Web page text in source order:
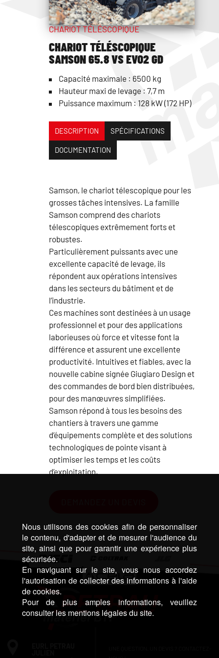
CHARIOT TÉLÉSCOPIQUE
CHARIOT TÉLÉSCOPIQUE
SAMSON 65.8 VS EVO2 GD
Capacité maximale : 6500 kg
Hauteur maxi de levage : 7,7 m
Puissance maximum : 128 kW (172 HP)
DESCRIPTION SPÉCIFICATIONS
DOCUMENTATION
Samson, le chariot télescopique pour les
grosses tâches intensives. La famille
Samson comprend des chariots
télescopiques extrêmement forts et
robustes.
Particulièrement puissants avec une
excellente capacité de levage, ils
répondent aux opérations intensives
dans les secteurs du bâtiment et de
l’industrie.
Ces machines sont destinées à un usage
professionnel et pour des applications
laborieuses où force et vitesse font la
différence et assurent une excellente
productivité. Intuitives et fiables, avec la
nouvelle cabine signée Giugiaro Design et
des commandes de bord bien distribuées,
pour des manœuvres simplifiées.
Samson répond à tous les besoins des
chantiers à travers une gamme
d’équipements complète et des solutions
technologiques de pointe visant à
optimiser les temps et les coûts
d’exploitation.
Nous utilisons des cookies afin de personnaliser
le contenu, d'adapter et de mesurer l'audience du
site, ainsi que pour garantir une expérience plus
sécurisée.
En naviguant sur le site, vous nous accordez
l'autorisation de collecter des informations à l'aide
de cookies.
Pour de plus amples informations, veuillez
consulter les mentions légales du site.